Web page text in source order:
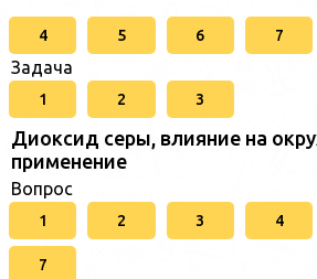
4 5 6 7
Задача
1 2 3
Диоксид серы, влияние на
применение
Вопрос
1 2 3 4
7